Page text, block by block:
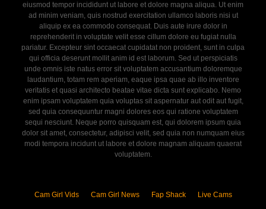
eiusmod tempor incididunt ut labore et dolore magna aliqua. Ut enim
ad minim veniam, quis nostrud exercitation ullamco laboris nisi ut
aliquip ex ea commodo consequat. Duis aute irure dolor in
reprehenderit in voluptate velit esse cillum dolore eu fugiat nulla
pariatur. Excepteur sint occaecat cupidatat non proident, sunt in culpa
qui officia deserunt mollit anim id est laborum. Sed ut perspiciatis
unde omnis iste natus error sit voluptatem accusantium doloremque
laudantium, totam rem aperiam, eaque ipsa quae ab illo inventore
veritatis et quasi architecto beatae vitae dicta sunt explicabo. Nemo
enim ipsam voluptatem quia voluptas sit aspernatur aut odit aut fugit,
sed quia consequuntur magni dolores eos qui ratione voluptatem
sequi nesciunt. Neque porro quisquam est, qui dolorem ipsum quia
dolor sit amet, consectetur, adipisci velit, sed quia non numquam eius
modi tempora incidunt ut labore et dolore magnam aliquam quaerat
voluptatem.
Cam Girl Vids Cam Girl News Fap Shack Live Cams